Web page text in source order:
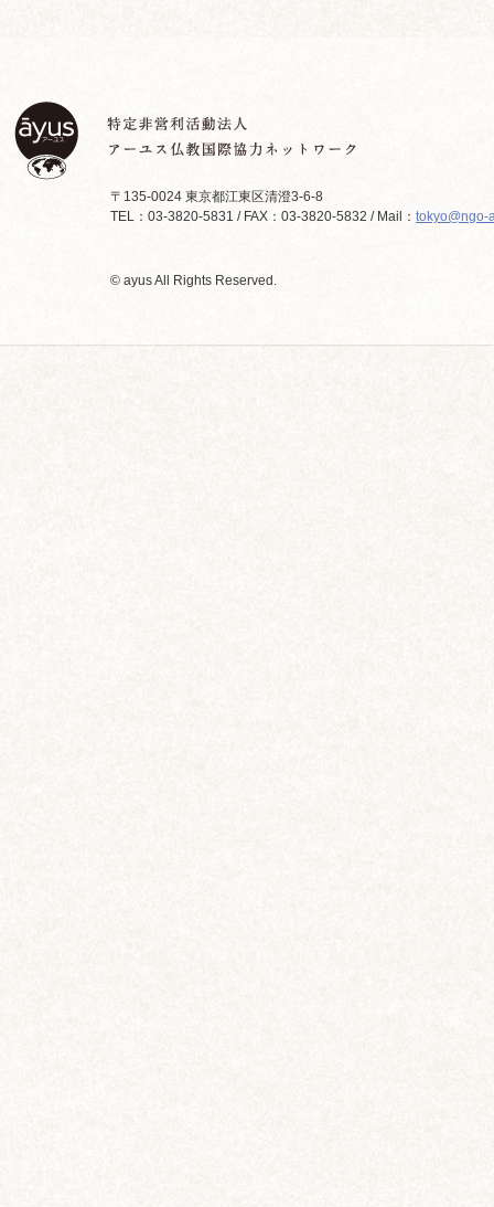
〒135-0024 東京都江東区清澄3-6-8
TEL：03-3820-5831 / FAX：03-3820-5832 / Mail： tokyo@ngo-
© ayus All Rights Reserved.